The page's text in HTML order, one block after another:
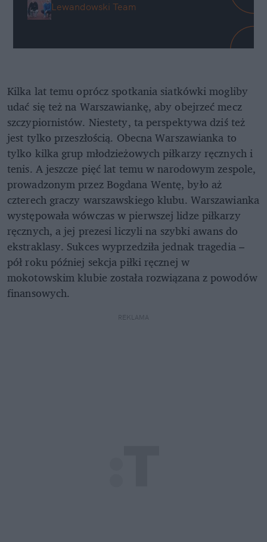
Lewandowski Team
Kilka lat temu oprócz spotkania siatkówki mogliby
udać się też na Warszawiankę, aby obejrzeć mecz
szczypiornistów. Niestety, ta perspektywa dziś też
jest tylko przeszłością. Obecna Warszawianka to
tylko kilka grup młodzieżowych piłkarzy ręcznych i
tenis. A jeszcze pięć lat temu w narodowym zespole,
prowadzonym przez Bogdana Wentę, było aż
czterech graczy warszawskiego klubu. Warszawianka
występowała wówczas w pierwszej lidze piłkarzy
ręcznych, a jej prezesi liczyli na szybki awans do
ekstraklasy. Sukces wyprzedziła jednak tragedia –
pół roku później sekcja piłki ręcznej w
mokotowskim klubie została rozwiązana z powodów
finansowych.
REKLAMA